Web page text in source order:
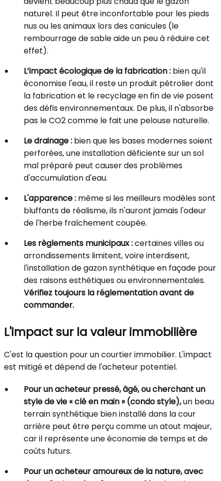
naturel. Il peut être inconfortable pour les pieds
nus ou les animaux lors des canicules (le
rembourrage de sable aide un peu à réduire cet
effet).
L’impact écologique de la fabrication : bien qu'il
économise l'eau, il reste un produit pétrolier dont
la fabrication et le recyclage en fin de vie posent
des défis environnementaux. De plus, il n'absorbe
pas le CO2 comme le fait une pelouse naturelle.
Le drainage : bien que les bases modernes soient
perforées, une installation déficiente sur un sol
mal préparé peut causer des problèmes
d'accumulation d'eau.
L'apparence : même si les meilleurs modèles sont
bluffants de réalisme, ils n'auront jamais l'odeur
de l'herbe fraîchement coupée.
Les règlements municipaux :certaines villes ou
arrondissements limitent, voire interdisent,
l'installation de gazon synthétique en façade pour
des raisons esthétiques ou environnementales.
Vérifiez toujours la réglementation avant de
commander.
L'impact sur la valeur immobilière
C'est la question pour un courtier immobilier. L'impact
est mitigé et dépend de l'acheteur potentiel.
Pour un acheteur pressé, âgé, ou cherchant un
style de vie « clé en main » (condo style),un beau
terrain synthétique bien installé dans la cour
arrière peut être perçu comme un atout majeur,
car il représente une économie de temps et de
coûts futurs.
Pour un acheteur amoureux de la nature, avec